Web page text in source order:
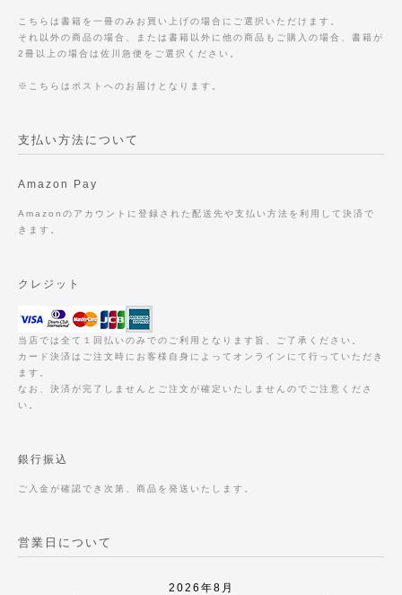
こちらは書籍を一冊のみお買い上げの場合にご選択いただけます。
それ以外の商品の場合、または書籍以外に他の商品もご購入の場合、書籍が
2冊以上の場合は佐川急便をご選択ください。
※こちらはポストへのお届けとなります。
支払い方法について
Amazon Pay
Amazonのアカウントに登録された配送先や支払い方法を利用して決済で
きます。
クレジット
当店では全て１回払いのみでのご利用となります旨、ご了承ください。
カード決済はご注文時にお客様自身によってオンラインにて行っていただき
ます。
なお、決済が完了しませんとご注文が確定いたしませんのでご注意くださ
い。
銀行振込
ご入金が確認でき次第、商品を発送いたします。
営業日について
2026年8月